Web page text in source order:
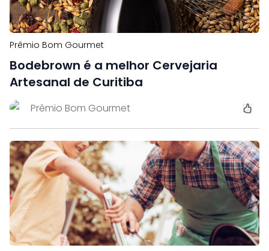
Prêmio Bom Gourmet
Bodebrown é a melhor Cervejaria
Artesanal de Curitiba
Prêmio Bom Gourmet